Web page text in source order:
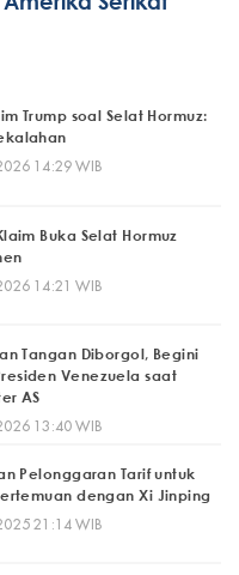
Trump soal Selat Hormuz:
14:29 WIB
Buka Selat Hormuz
14:21 WIB
Tangan Diborgol, Begini
Venezuela saat
AS
13:40 WIB
Pelonggaran Tarif untuk
dengan Xi Jinping
21:14 WIB